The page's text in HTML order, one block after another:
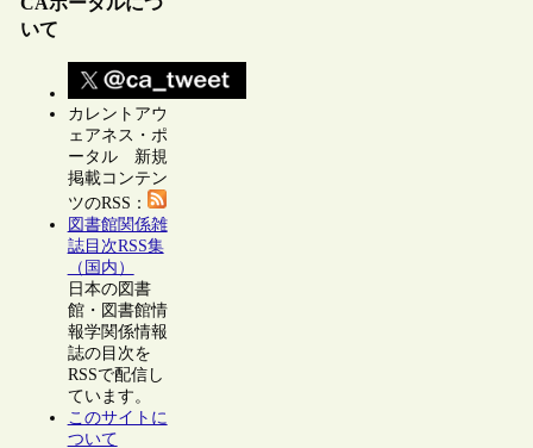
いて
カレントアウ
ェアネス・ポ
ータル 新規
掲載コンテン
ツのRSS：
図書館関係雑
誌目次RSS集
（国内）
日本の図書
館・図書館情
報学関係情報
誌の目次を
RSSで配信し
ています。
このサイトに
ついて